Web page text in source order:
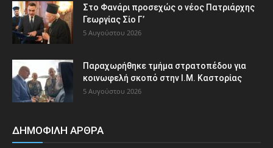
Στο Φανάρι προσεχώς ο νέος Πατριάρχης
Γεωργίας Σίο Γ’
5 Αυγούστου 2026
Παραχωρήθηκε τμήμα στρατοπέδου για
κοινωφελή σκοπό στην Ι.Μ. Καστορίας
5 Αυγούστου 2026
ΔΗΜΟΦΙΛΗ ΑΡΘΡΑ